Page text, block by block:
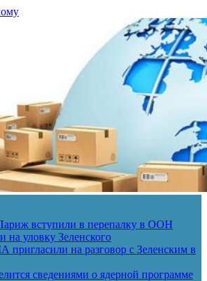
вступили в перепалку в ООН
уловку Зеленского
пригласили на разговор с Зеленским в
сведениями о ядерной программе